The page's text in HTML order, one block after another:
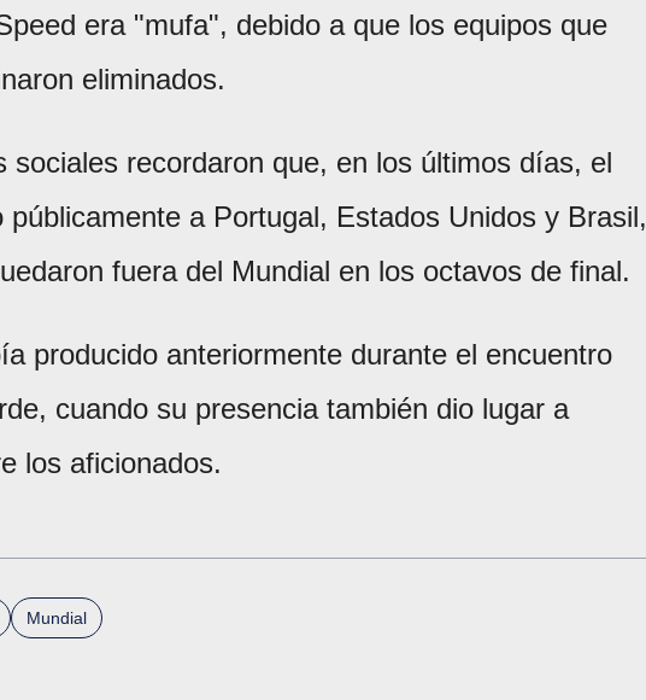
era "mufa", debido a que los equipos que
eliminados.
sociales recordaron que, en los últimos días, el
a Portugal, Estados Unidos y Brasil,
fuera del Mundial en los octavos de final.
producido anteriormente durante el encuentro
cuando su presencia también dio lugar a
los aficionados.
Mundial